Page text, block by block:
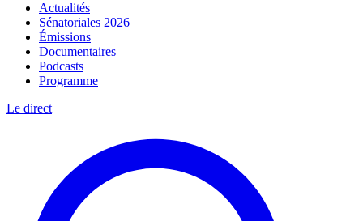
Actualités
Sénatoriales 2026
Émissions
Documentaires
Podcasts
Programme
Le direct